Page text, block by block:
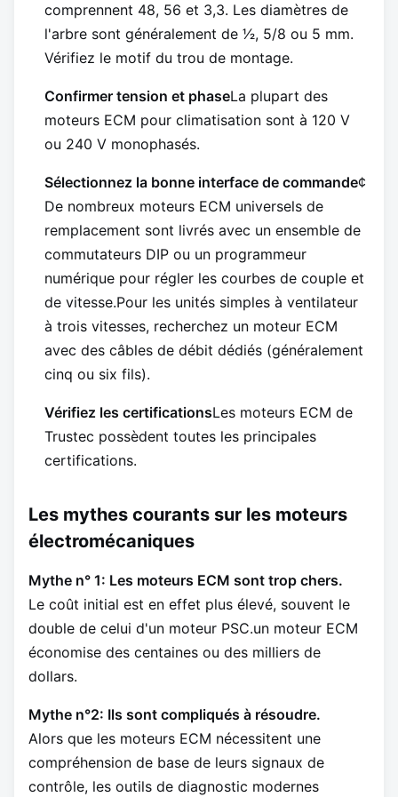
comprennent 48, 56 et 3,3. Les diamètres de
l'arbre sont généralement de 1⁄2, 5/8 ou 5 mm.
Vérifiez le motif du trou de montage.
Confirmer tension et phaseLa plupart des
moteurs ECM pour climatisation sont à 120 V
ou 240 V monophasés.
Sélectionnez la bonne interface de commande¢
De nombreux moteurs ECM universels de
remplacement sont livrés avec un ensemble de
commutateurs DIP ou un programmeur
numérique pour régler les courbes de couple et
de vitesse.Pour les unités simples à ventilateur
à trois vitesses, recherchez un moteur ECM
avec des câbles de débit dédiés (généralement
cinq ou six fils).
Vérifiez les certificationsLes moteurs ECM de
Trustec possèdent toutes les principales
certifications.
Les mythes courants sur les moteurs
électromécaniques
Mythe n° 1: Les moteurs ECM sont trop chers.
Le coût initial est en effet plus élevé, souvent le
double de celui d'un moteur PSC.un moteur ECM
économise des centaines ou des milliers de
dollars.
Mythe n°2: Ils sont compliqués à résoudre.
Alors que les moteurs ECM nécessitent une
compréhension de base de leurs signaux de
contrôle, les outils de diagnostic modernes